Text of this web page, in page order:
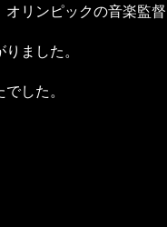
リンピックの音楽監督
ました。
した。